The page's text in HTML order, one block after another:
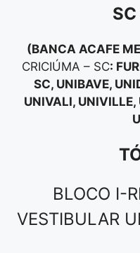
(BANCA ACAFE
CRICIÚMA – SC:
SC, UNIBAVE,
UNIVALI, UNIVILLE,
BLOCO I-
VESTIBULAR